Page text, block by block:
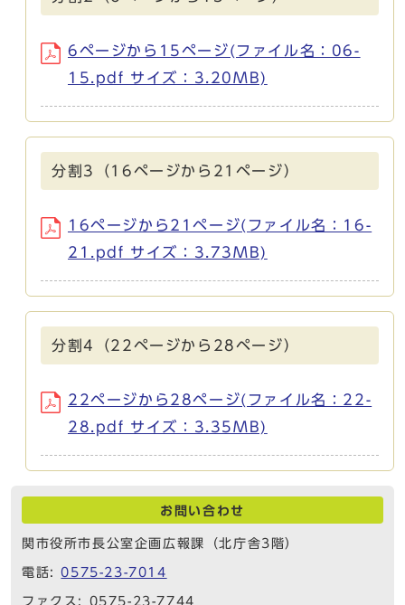
6ページから15ページ(ファイル名：06-
15.pdf サイズ：3.20MB)
分割3（16ページから21ページ）
16ページから21ページ(ファイル名：16-
21.pdf サイズ：3.73MB)
分割4（22ページから28ページ）
22ページから28ページ(ファイル名：22-
28.pdf サイズ：3.35MB)
お問い合わせ
関市役所市長公室企画広報課（北庁舎3階）
電話:0575-23-7014
ファクス: 0575-23-7744